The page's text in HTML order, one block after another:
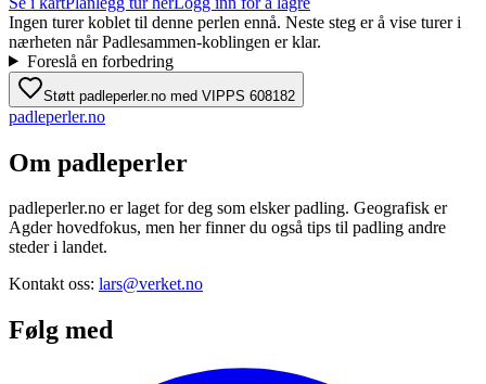
Ingen turer koblet til denne perlen ennå. Neste steg er å vise turer i
nærheten når Padlesammen-koblingen er klar.
Foreslå en forbedring
Støtt padleperler.no med VIPPS 608182
padleperler.no
Om padleperler
padleperler.no er laget for deg som elsker padling. Geografisk er
Agder hovedfokus, men her finner du også tips til padling andre
steder i landet.
Kontakt oss: lars@verket.no
Følg med